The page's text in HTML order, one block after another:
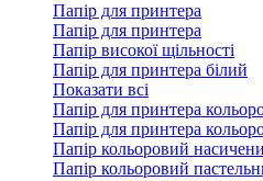
Папір для принтера
Папір для принтера
Папір високої щільності
Папір для принтера білий
Показати всі
Папір для принтера
Папір для принтера
Папір кольоровий
Папір кольоровий